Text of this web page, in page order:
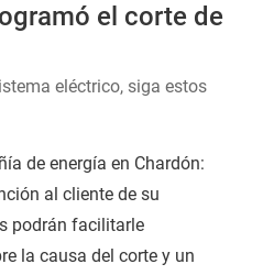
el corte de
eléctrico, siga estos
de energía en Chardón:
al cliente de su
podrán facilitarle
la causa del corte y un